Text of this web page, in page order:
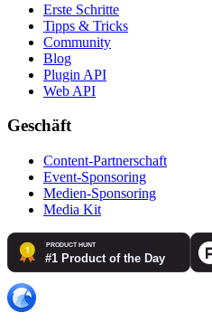
Erste Schritte
Tipps & Tricks
Community
Blog
Plugin API
Web API
Geschäft
Content-Partnerschaft
Event-Sponsoring
Medien-Sponsoring
Media Kit